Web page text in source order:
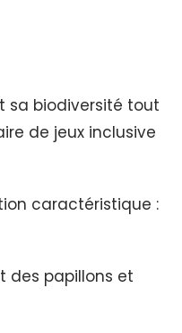
sa biodiversité tout
de jeux inclusive
caractéristique :
des papillons et